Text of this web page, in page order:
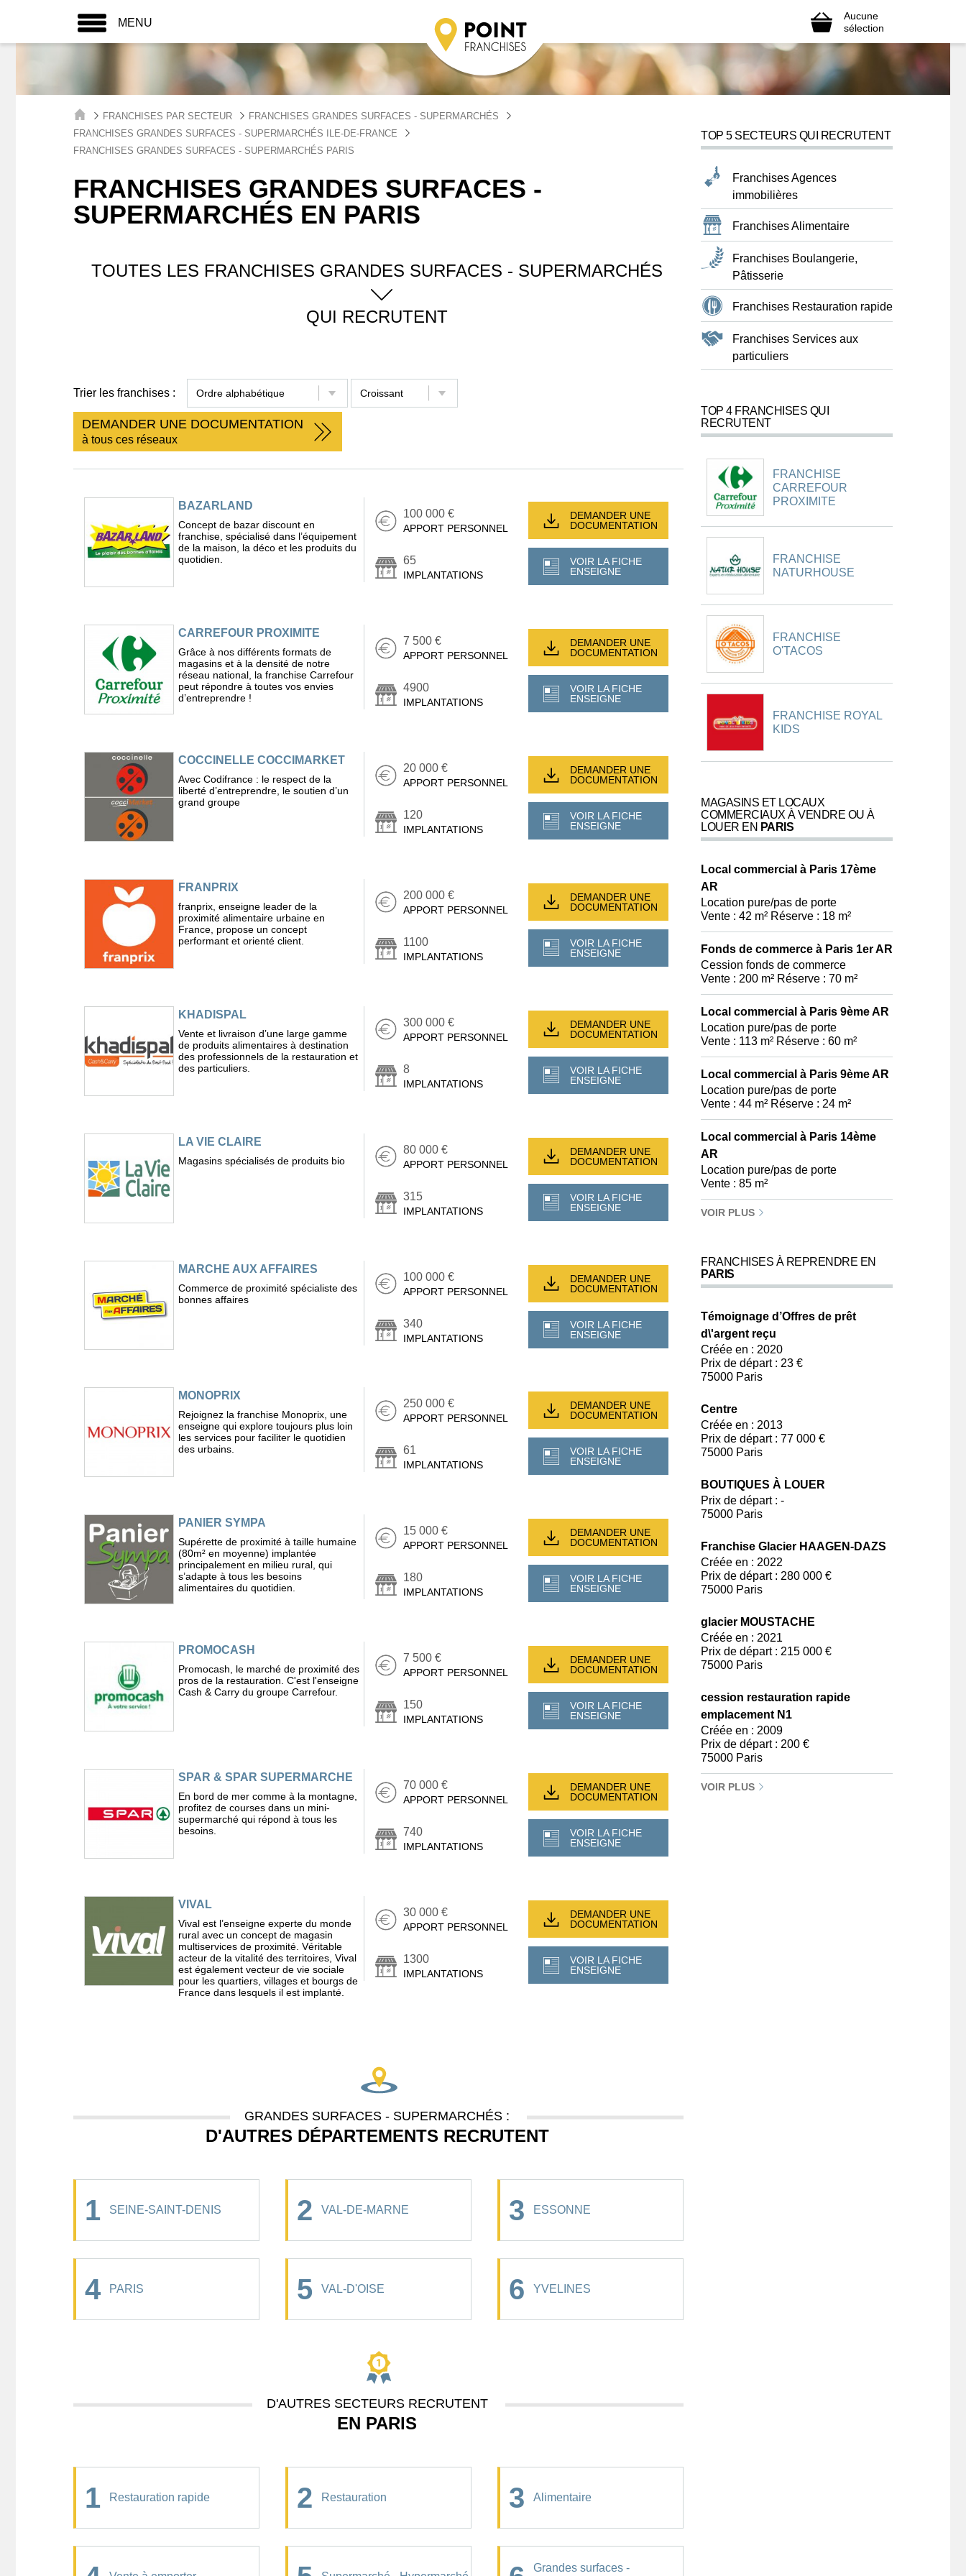
MENU
Aucune
sélection
FRANCHISES PAR SECTEUR
FRANCHISES GRANDES SURFACES - SUPERMARCHÉS
FRANCHISES GRANDES SURFACES - SUPERMARCHÉS ILE-DE-FRANCE
FRANCHISES GRANDES SURFACES - SUPERMARCHÉS PARIS
FRANCHISES GRANDES SURFACES -
SUPERMARCHÉS EN PARIS
TOUTES LES FRANCHISES GRANDES SURFACES - SUPERMARCHÉS
QUI RECRUTENT
Trier les franchises :
DEMANDER UNE DOCUMENTATION
à tous ces réseaux
BAZARLAND
Concept de bazar discount en
franchise, spécialisé dans l’équipement
de la maison, la déco et les produits du
quotidien.
100 000 €
APPORT PERSONNEL
65
IMPLANTATIONS
DEMANDER UNE
DOCUMENTATION
VOIR LA FICHE
ENSEIGNE
CARREFOUR PROXIMITE
Grâce à nos différents formats de
magasins et à la densité de notre
réseau national, la franchise Carrefour
peut répondre à toutes vos envies
d’entreprendre !
7 500 €
APPORT PERSONNEL
4900
IMPLANTATIONS
DEMANDER UNE
DOCUMENTATION
VOIR LA FICHE
ENSEIGNE
COCCINELLE COCCIMARKET
Avec Codifrance : le respect de la
liberté d’entreprendre, le soutien d’un
grand groupe
20 000 €
APPORT PERSONNEL
120
IMPLANTATIONS
DEMANDER UNE
DOCUMENTATION
VOIR LA FICHE
ENSEIGNE
FRANPRIX
franprix, enseigne leader de la
proximité alimentaire urbaine en
France, propose un concept
performant et orienté client.
200 000 €
APPORT PERSONNEL
1100
IMPLANTATIONS
DEMANDER UNE
DOCUMENTATION
VOIR LA FICHE
ENSEIGNE
KHADISPAL
Vente et livraison d’une large gamme
de produits alimentaires à destination
des professionnels de la restauration et
des particuliers.
300 000 €
APPORT PERSONNEL
8
IMPLANTATIONS
DEMANDER UNE
DOCUMENTATION
VOIR LA FICHE
ENSEIGNE
LA VIE CLAIRE
Magasins spécialisés de produits bio
80 000 €
APPORT PERSONNEL
315
IMPLANTATIONS
DEMANDER UNE
DOCUMENTATION
VOIR LA FICHE
ENSEIGNE
MARCHE AUX AFFAIRES
Commerce de proximité spécialiste des
bonnes affaires
100 000 €
APPORT PERSONNEL
340
IMPLANTATIONS
DEMANDER UNE
DOCUMENTATION
VOIR LA FICHE
ENSEIGNE
MONOPRIX
Rejoignez la franchise Monoprix, une
enseigne qui explore toujours plus loin
les services pour faciliter le quotidien
des urbains.
250 000 €
APPORT PERSONNEL
61
IMPLANTATIONS
DEMANDER UNE
DOCUMENTATION
VOIR LA FICHE
ENSEIGNE
PANIER SYMPA
Supérette de proximité à taille humaine
(80m² en moyenne) implantée
principalement en milieu rural, qui
s’adapte à tous les besoins
alimentaires du quotidien.
15 000 €
APPORT PERSONNEL
180
IMPLANTATIONS
DEMANDER UNE
DOCUMENTATION
VOIR LA FICHE
ENSEIGNE
PROMOCASH
Promocash, le marché de proximité des
pros de la restauration. C'est l'enseigne
Cash & Carry du groupe Carrefour.
7 500 €
APPORT PERSONNEL
150
IMPLANTATIONS
DEMANDER UNE
DOCUMENTATION
VOIR LA FICHE
ENSEIGNE
SPAR & SPAR SUPERMARCHE
En bord de mer comme à la montagne,
profitez de courses dans un mini-
supermarché qui répond à tous les
besoins.
70 000 €
APPORT PERSONNEL
740
IMPLANTATIONS
DEMANDER UNE
DOCUMENTATION
VOIR LA FICHE
ENSEIGNE
VIVAL
Vival est l’enseigne experte du monde
rural avec un concept de magasin
multiservices de proximité. Véritable
acteur de la vitalité des territoires, Vival
est également vecteur de vie sociale
pour les quartiers, villages et bourgs de
France dans lesquels il est implanté.
30 000 €
APPORT PERSONNEL
1300
IMPLANTATIONS
DEMANDER UNE
DOCUMENTATION
VOIR LA FICHE
ENSEIGNE
GRANDES SURFACES - SUPERMARCHÉS :
D'AUTRES DÉPARTEMENTS RECRUTENT
1 SEINE-SAINT-DENIS 2 VAL-DE-MARNE 3 ESSONNE
4 PARIS 5 VAL-D'OISE 6 YVELINES
D'AUTRES SECTEURS RECRUTENT
EN PARIS
1 Restauration rapide 2 Restauration 3 Alimentaire
Grandes surfaces -
TOP 5 SECTEURS QUI RECRUTENT
Franchises Agences
immobilières
Franchises Alimentaire
Franchises Boulangerie,
Pâtisserie
Franchises Restauration rapide
Franchises Services aux
particuliers
TOP 4 FRANCHISES QUI
RECRUTENT
FRANCHISE
CARREFOUR
PROXIMITE
FRANCHISE
NATURHOUSE
FRANCHISE
O'TACOS
FRANCHISE ROYAL
KIDS
MAGASINS ET LOCAUX
COMMERCIAUX À VENDRE OU À
LOUER EN PARIS
Local commercial à Paris 17ème
AR
Location pure/pas de porte
Vente : 42 m² Réserve : 18 m²
Fonds de commerce à Paris 1er AR
Cession fonds de commerce
Vente : 200 m² Réserve : 70 m²
Local commercial à Paris 9ème AR
Location pure/pas de porte
Vente : 113 m² Réserve : 60 m²
Local commercial à Paris 9ème AR
Location pure/pas de porte
Vente : 44 m² Réserve : 24 m²
Local commercial à Paris 14ème
AR
Location pure/pas de porte
Vente : 85 m²
VOIR PLUS
FRANCHISES À REPRENDRE EN
PARIS
Témoignage d’Offres de prêt
d\'argent reçu
Créée en : 2020
Prix de départ : 23 €
75000 Paris
Centre
Créée en : 2013
Prix de départ : 77 000 €
75000 Paris
BOUTIQUES À LOUER
Prix de départ : -
75000 Paris
Franchise Glacier HAAGEN-DAZS
Créée en : 2022
Prix de départ : 280 000 €
75000 Paris
glacier MOUSTACHE
Créée en : 2021
Prix de départ : 215 000 €
75000 Paris
cession restauration rapide
emplacement N1
Créée en : 2009
Prix de départ : 200 €
75000 Paris
VOIR PLUS